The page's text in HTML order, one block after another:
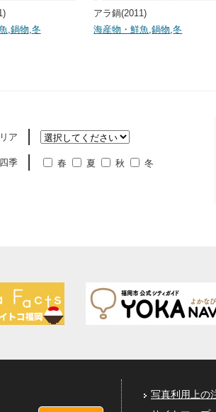
鍋物 冬
アラ鍋(2011)
海産物・鮮魚 ,鍋物 ,冬
ア
四季 春 夏 秋 冬
写真利用上の